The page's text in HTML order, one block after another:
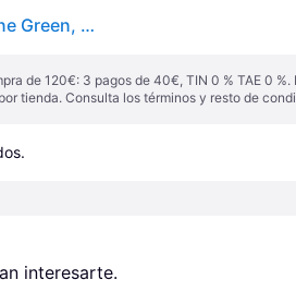
Fjallraven Abisko Lite 1 Tunnel Tent, Unisex-Adult, Pine Green, OneSize
de 120€: 3 pagos de 40€, TIN 0 % TAE 0
tienda. Consulta los términos y resto de
interesarte.